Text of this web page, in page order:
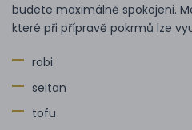
budete maximálně spokojeni.
které při přípravě pokrmů lze
robi
seitan
tofu